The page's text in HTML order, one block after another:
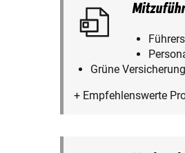
Grüne
+ Empfehlenswerte